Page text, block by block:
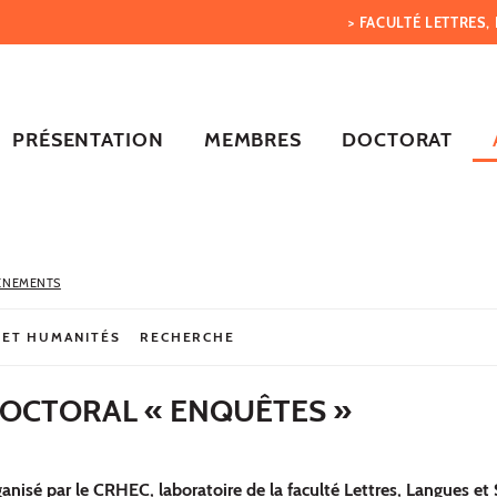
> FACULTÉ
PRÉSENTATION MEMBRES DOCTORAT
HUMANITÉS RECHERCHE
« ENQUÊTES »
par le CRHEC, laboratoire de la faculté Lettres, Langues et